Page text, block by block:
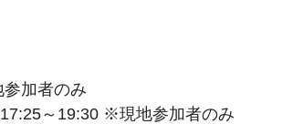
加者のみ
～19:30 ※現地参加者のみ